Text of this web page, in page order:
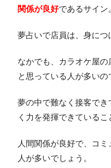
関係が良好であるサイン。
夢占いで店員は、身につ
なかでも、カラオケ屋
と思っている人が多いの
夢の中で難なく接客で
く力を発揮できているこ
人間関係が良好で、コ
人が多いでしょう。